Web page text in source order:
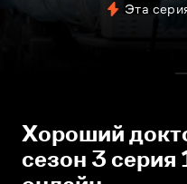
Эта
Хороший
сезон 3 серия